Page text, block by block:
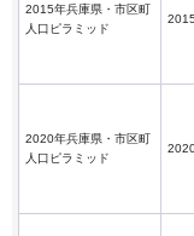
2015年兵庫県・市区町
人口ピラミッド
2020年兵庫県・市区町
人口ピラミッド